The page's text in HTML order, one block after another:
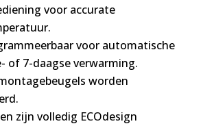
voor accurate
voor automatische
of 7-daagse verwarming.
worden
zijn volledig ECOdesign